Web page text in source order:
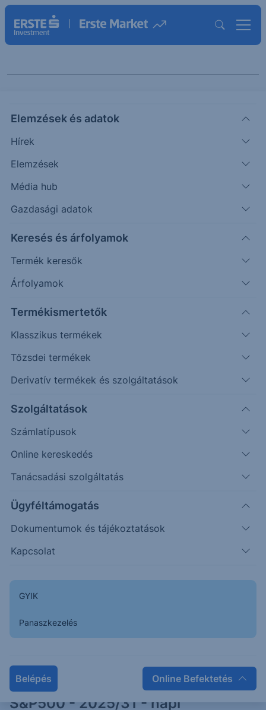
Elemzések és adatok
Hírek
Elemzések
Média hub
Gazdasági adatok
Keresés és árfolyamok
Termék keresők
Árfolyamok
Termékismertetők
Klasszikus termékek
Tőzsdei termékek
Derivatív termékek és szolgáltatások
Szolgáltatások
Számlatípusok
Online kereskedés
Tanácsadási szolgáltatás
Ügyféltámogatás
Dokumentumok és tájékoztatások
Kapcsolat
GYIK
Panaszkezelés
Belépés Online Befektetés
Témák szerint
Keresés
2204 találat cikkeink között
EUR/USD - 2025/31 - napi
Az elmúlt időszakban egy kisebb korrekciót követően
emelkedés érkezett a piacra, mely az elsődleges célár
2025. április 17.
Az elmúlt időszakban emelkedés érkezett a piacra.
S&P500 - 2025/31 - napi